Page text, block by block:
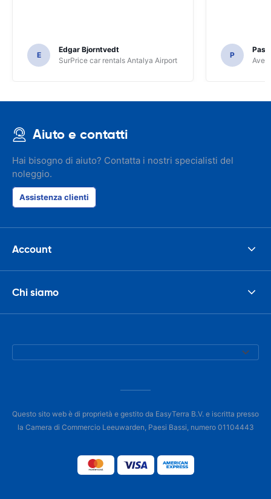
E
Edgar Bjorntvedt
SurPrice car rentals Antalya Airport
P
Avec
Aiuto e contatti
Hai bisogno di aiuto? Contatta i nostri specialisti del
noleggio.
Assistenza clienti
Account
Chi siamo
Questo sito web è di proprietà e gestito da EasyTerra B.V. e iscritta presso
la Camera di Commercio Leeuwarden, Paesi Bassi, numero 01104443